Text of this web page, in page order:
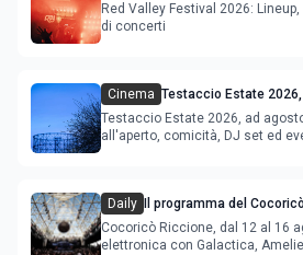
Red Valley Festival 2026:
di concerti
Cinema Testaccio Estate
Ferragosto
Testaccio Estate 2026, ad
all'aperto, comicità, DJ set ed
Daily
Il programma del
agosto 2026
Cocoricò Riccione, dal 12 al 16
elettronica con Galactica,